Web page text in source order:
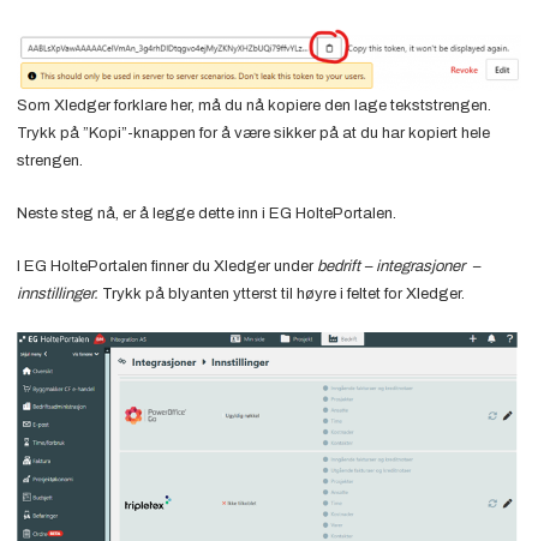
Som Xledger forklare her, må du nå kopiere den lage tekststrengen.
Trykk på ”Kopi”-knappen for å være sikker på at du har kopiert hele
strengen.
Neste steg nå, er å legge dette inn i EG HoltePortalen.
I EG HoltePortalen finner du Xledger under bedrift – integrasjoner –
innstillinger. Trykk på blyanten ytterst til høyre i feltet for Xledger.